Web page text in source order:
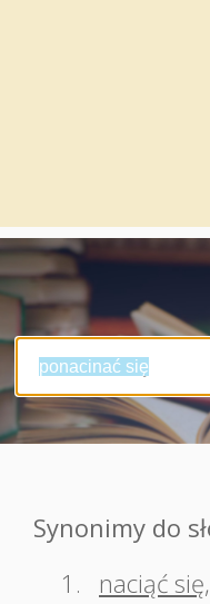
Synonimy do
1.
naciąć się,